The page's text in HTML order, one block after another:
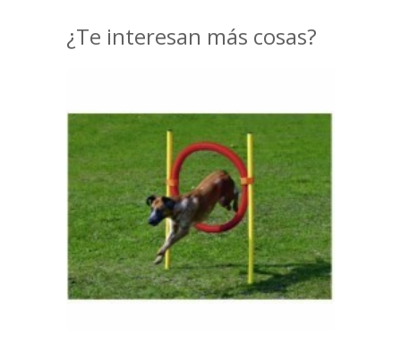
¿Te interesan más cosas?